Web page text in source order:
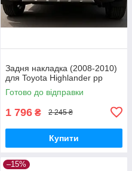
Задня накладка (2008-2010)
для Toyota Highlander рр
Готово до відправки
1 796 ₴ 2 245 ₴
Купити
–15%